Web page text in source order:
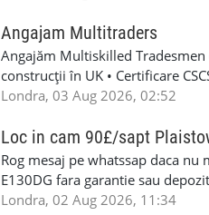
Angajam Multitraders
Angajăm Multiskilled
construcții în UK • Certificare
specializate (căutăm
interioare • Permis de
(reprezintă un avantaj
performanță • £200 – £250 pe
posibilități reale de avansare •
Londra, 03 Aug 2026, 02:52
Loc in cam 90£/sapt
Rog mesaj pe whatssap daca nu
E130DG fara garantie sau
fiecare pat beneficiaza de dulap
Londra, 02 Aug 2026, 11:34